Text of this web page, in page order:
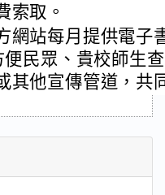
索取。
網站每月提供電子
便民眾、貴校師生
其他宣傳管道，共